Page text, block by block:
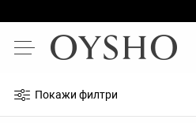
Покажи филтри